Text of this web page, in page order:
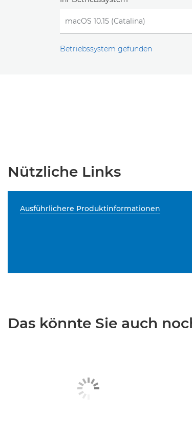
Betriebssystem gefunden
Nützliche Links
Ausführlichere Produktinformationen
Das könnte Sie auch